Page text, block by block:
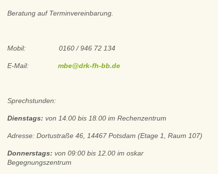
Beratung auf Terminvereinbarung.
Mobil: 0160 / 946 72 134
E-Mail: mbe@drk-fh-bb.de
Sprechstunden:
Dienstags: von 14.00 bis 18.00 im Rechenzentrum
Adresse: Dortustraße 46, 14467 Potsdam (Etage 1, Raum 107)
Donnerstags: von 09:00 bis 12.00 im oskar
Begegnungszentrum